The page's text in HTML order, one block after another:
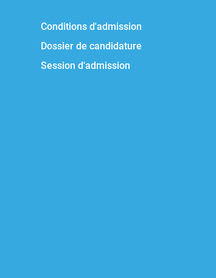
Conditions d'admission
Dossier de candidature
Session d'admission